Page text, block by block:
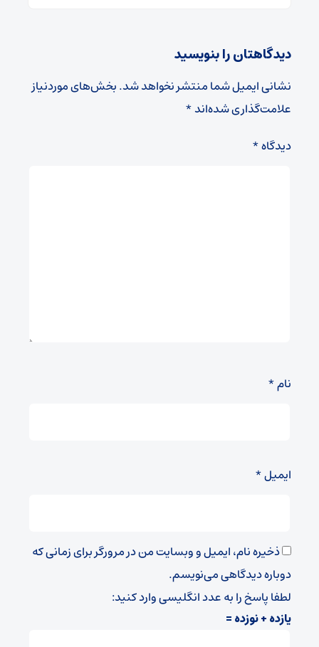
دیدگاهتان را بنویسید
نشانی ایمیل شما منتشر نخواهد شد.بخش‌های موردنیاز
علامت‌گذاری شده‌اند*
دیدگاه*
نام*
ایمیل*
ذخیره نام، ایمیل و وبسایت من در مرورگر برای زمانی که
دوباره دیدگاهی می‌نویسم.
لطفا پاسخ را به عدد انگلیسی وارد کنید:
یازده + نوزده =